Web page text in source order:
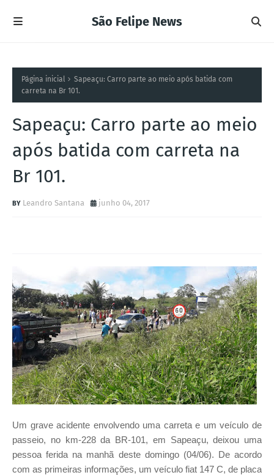
São Felipe News
Página inicial
Sapeaçu: Carro parte ao meio após batida com
carreta na Br 101.
Sapeaçu: Carro parte ao meio
após batida com carreta na
Br 101.
Leandro Santana junho 04, 2017
Um grave acidente envolvendo uma carreta e um veículo de
passeio, no km-228 da BR-101, em Sapeaçu, deixou uma
pessoa ferida na manhã deste domingo (04/06). De acordo
com as primeiras informações, um veículo fiat 147 C, de placa